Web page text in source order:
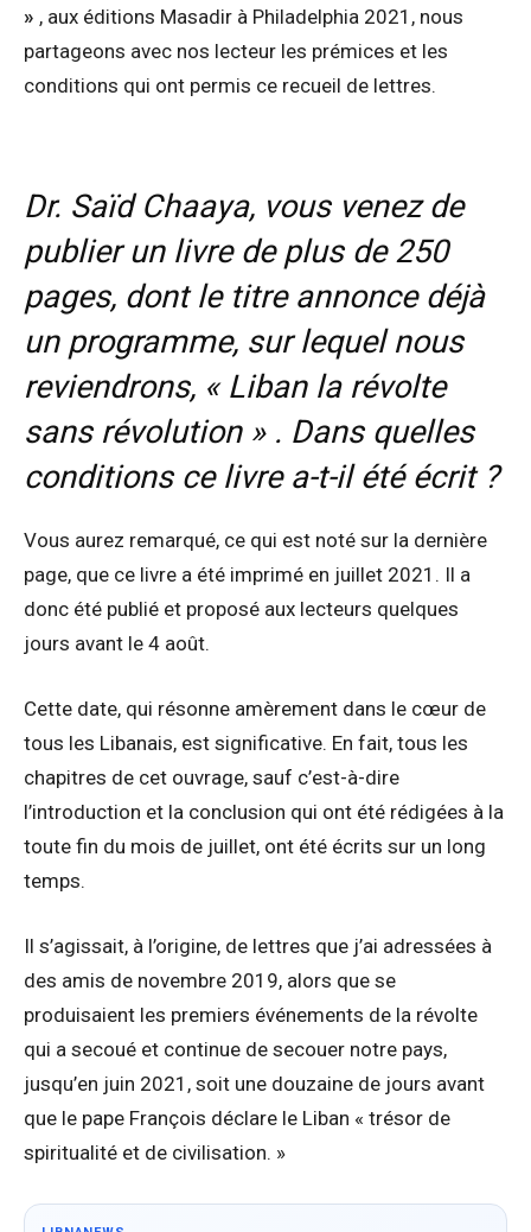
» , aux éditions Masadir à Philadelphia 2021, nous
partageons avec nos lecteur les prémices et les
conditions qui ont permis ce recueil de lettres.
Dr. Saïd Chaaya, vous venez de
publier un livre de plus de 250
pages, dont le titre annonce déjà
un programme, sur lequel nous
reviendrons, « Liban la révolte
sans révolution » . Dans quelles
conditions ce livre a-t-il été écrit ?
Vous aurez remarqué, ce qui est noté sur la dernière
page, que ce livre a été imprimé en juillet 2021. Il a
donc été publié et proposé aux lecteurs quelques
jours avant le 4 août.
Cette date, qui résonne amèrement dans le cœur de
tous les Libanais, est significative. En fait, tous les
chapitres de cet ouvrage, sauf c’est-à-dire
l’introduction et la conclusion qui ont été rédigées à la
toute fin du mois de juillet, ont été écrits sur un long
temps.
Il s’agissait, à l’origine, de lettres que j’ai adressées à
des amis de novembre 2019, alors que se
produisaient les premiers événements de la révolte
qui a secoué et continue de secouer notre pays,
jusqu’en juin 2021, soit une douzaine de jours avant
que le pape François déclare le Liban « trésor de
spiritualité et de civilisation. »